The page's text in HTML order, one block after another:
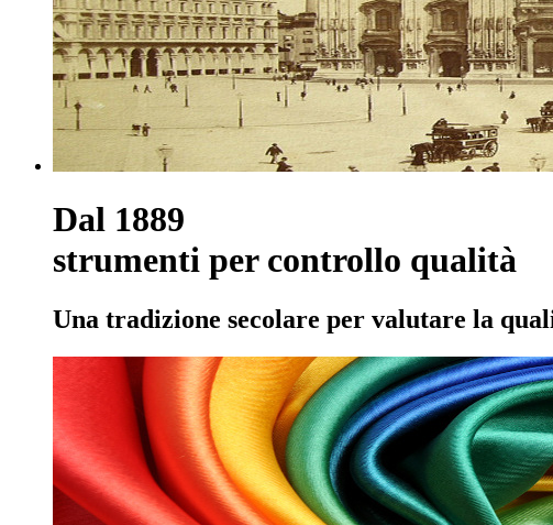
Dal 1889
strumenti per controllo qualità
Una tradizione secolare per valutare la